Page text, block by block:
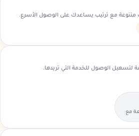
مع ترتيب يساعدك على الوصول الأسرع.
الوصول للخدمة التي تريدها.
مع